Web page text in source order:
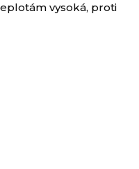
vysoká, proti